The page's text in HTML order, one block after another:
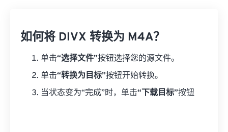
如何将 DIVX 转换为 M4A？
单击“选择文件”按钮选择您的源文件。
单击“转换为目标”按钮开始转换。
当状态变为“完成”时，单击“下载目标”按钮